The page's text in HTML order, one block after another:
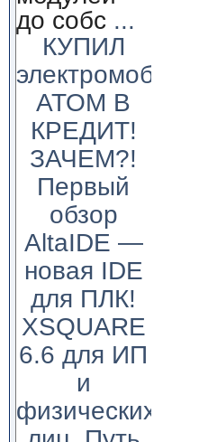
до собс ...
КУПИЛ
электромобиль
АТОМ В
КРЕДИТ!
ЗАЧЕМ?!
Первый
обзор
AltaIDE —
новая IDE
для ПЛК!
XSQUARE
6.6 для ИП
и
физических